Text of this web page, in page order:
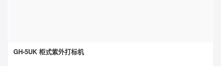
GH-5UK 柜式紫外打标机